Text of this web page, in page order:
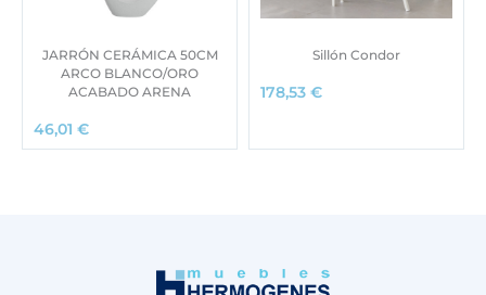
JARRÓN CERÁMICA 50CM
ARCO BLANCO/ORO
ACABADO ARENA
46,01 €
Sillón Condor
178,53 €